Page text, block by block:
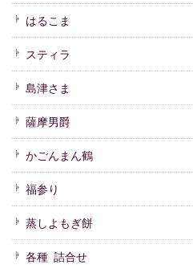
はるこま
スティラ
島津さま
薩摩男爵
かごんまん鶴
福参り
蒸しよもぎ餅
各種 詰合せ